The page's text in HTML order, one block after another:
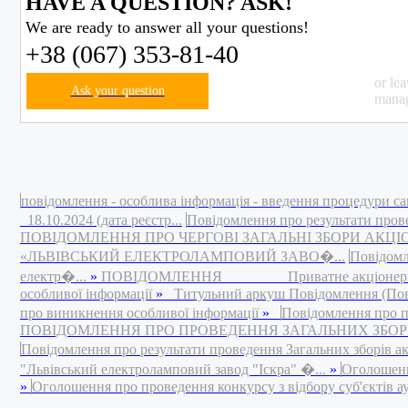
We are ready to answer all your questions!
+38 (067) 353-81-40
Ask your question
or
повідомлення - особлива інформація - введення процедури
18.10.2024 (дата реєстр... Повідомлення про результати
ПОВІДОМЛЕННЯ ПРО ЧЕРГОВІ ЗАГАЛЬНІ ЗБОРИ
«ЛЬВІВСЬКИЙ ЕЛЕКТРОЛАМПОВИЙ ЗАВО�...
електр�... » ПОВІДОМЛЕННЯ Приватне акціонерне
особливої інформації » Титульний аркуш Повідомлення
про виникнення особливої інформації » Повідомлення про
ПОВІДОМЛЕННЯ ПРО ПРОВЕДЕННЯ ЗАГАЛЬНИХ
Повідомлення про результати проведення Загальних зборів
"Львівський електроламповий завод "Іскра" �... »
» Оголошення про проведення конкурсу з відбору суб'єктів